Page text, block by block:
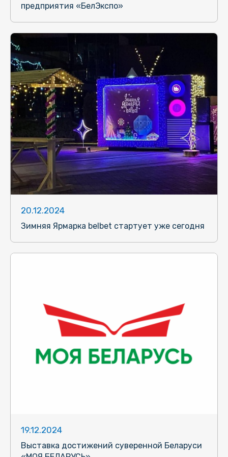
предприятия «БелЭкспо»
20.12.2024
Зимняя Ярмарка belbet стартует уже сегодня
19.12.2024
Выставка достижений суверенной Беларуси